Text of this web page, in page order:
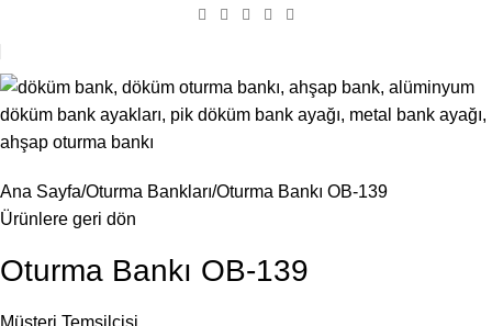
Ana Sayfa Oturma Bankları Oturma Bankı OB-139
Ürünlere geri dön
Oturma Bankı OB-139
Müşteri Temsilcisi